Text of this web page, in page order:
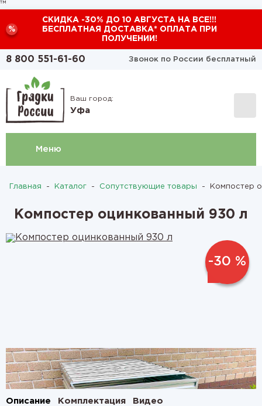
™
%
СКИДКА -30% ДО 10 АВГУСТА НА ВСЕ!!!
БЕСПЛАТНАЯ ДОСТАВКА* ОПЛАТА ПРИ
ПОЛУЧЕНИИ!
8 800 551-61-60 Звонок по России бесплатный
Ваш город:
Уфа
Меню
Главная - Каталог - Сопутствующие товары - Компостер
Компостер оцинкованный 930 л
-30 %
1 2
Описание Комплектация Видео